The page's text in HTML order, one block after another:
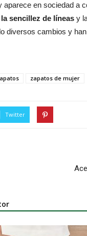
en sociedad a
sencillez de líneas y
diversos cambios y
zapatos de mujer
Twitter